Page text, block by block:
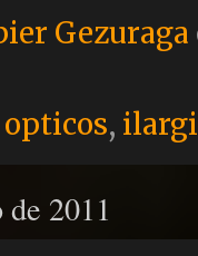
Gezuraga
,
2011